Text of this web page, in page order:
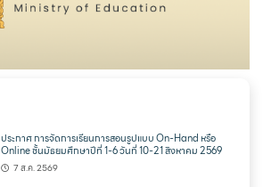
ประกาศ การจัดการเรียนการสอนรูปแบบ On-Hand หรือ
Online ชั้นมัธยมศึกษาปีที่ 1-6 วันที่ 10-21 สิงหาคม 2569
7 ส.ค. 2569